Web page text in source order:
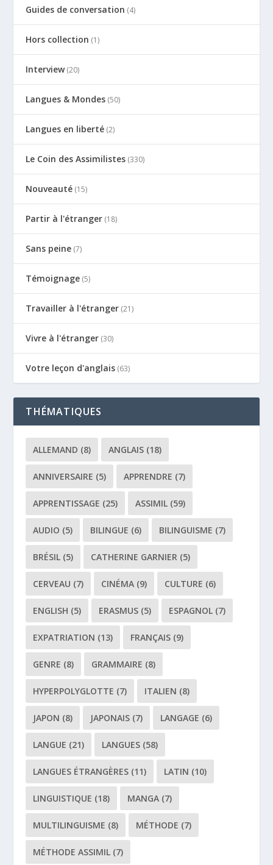
Guides de conversation (4)
Hors collection (1)
Interview(20)
Langues & Mondes (50)
Langues en liberté (2)
Le Coin des Assimilistes (330)
Nouveauté (15)
Partir à l'étranger (18)
Sans peine (7)
Témoignage (5)
Travailler à l'étranger (21)
Vivre à l'étranger (30)
Votre leçon d'anglais (63)
THÉMATIQUES
ALLEMAND (8) ANGLAIS (18)
ANNIVERSAIRE (5) APPRENDRE (7)
APPRENTISSAGE (25) ASSIMIL (59)
AUDIO (5) BILINGUE (6) BILINGUISME (7)
BRÉSIL (5) CATHERINE GARNIER (5)
CERVEAU (7) CINÉMA (9) CULTURE (6)
ENGLISH (5) ERASMUS (5) ESPAGNOL (7)
EXPATRIATION (13) FRANÇAIS (9)
GENRE (8) GRAMMAIRE (8)
HYPERPOLYGLOTTE (7) ITALIEN (8)
JAPON (8) JAPONAIS (7) LANGAGE (6)
LANGUE (21) LANGUES (58)
LANGUES ÉTRANGÈRES (11) LATIN (10)
LINGUISTIQUE (18) MANGA (7)
MULTILINGUISME (8) MÉTHODE (7)
MÉTHODE ASSIMIL (7)